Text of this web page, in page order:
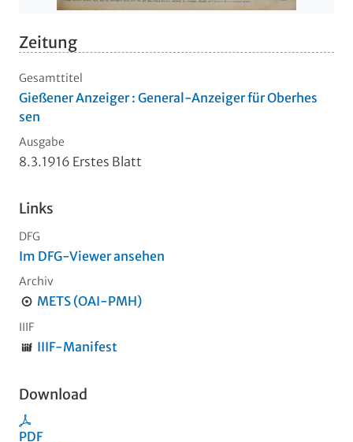
Zeitung
Gesamttitel
Gießener Anzeiger : General-Anzeiger für Oberhes
sen
Ausgabe
8.3.1916 Erstes Blatt
Links
DFG
Im DFG-Viewer ansehen
Archiv
METS (OAI-PMH)
IIIF
IIIF-Manifest
Download
PDF